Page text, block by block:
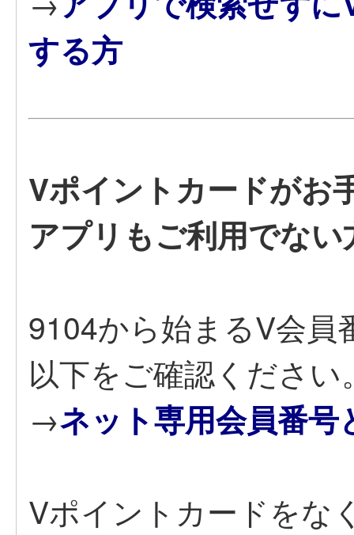
する方
Vポイントカードがお
アプリもご利用でない
9104から始まるV会
以下をご確認ください
→ネット専用会員番
Vポイントカードをな